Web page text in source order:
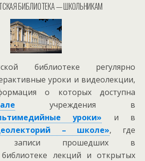
БИБЛИОТЕКА — ШКОЛЬНИКАМ
библиотеке регулярно
уроки и видеолекции,
о которых доступна
учреждения в
уроки» и в
– школе», где
записи прошедших в
библиотеке лекций и открытых